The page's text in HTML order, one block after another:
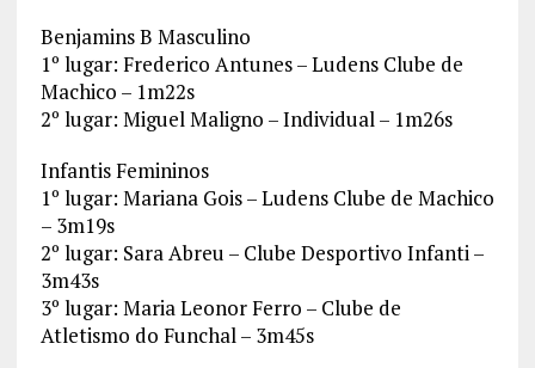
Benjamins B Masculino
1º lugar: Frederico Antunes – Ludens Clube de
Machico – 1m22s
2º lugar: Miguel Maligno – Individual – 1m26s
Infantis Femininos
1º lugar: Mariana Gois – Ludens Clube de Machico
– 3m19s
2º lugar: Sara Abreu – Clube Desportivo Infanti –
3m43s
3º lugar: Maria Leonor Ferro – Clube de
Atletismo do Funchal – 3m45s